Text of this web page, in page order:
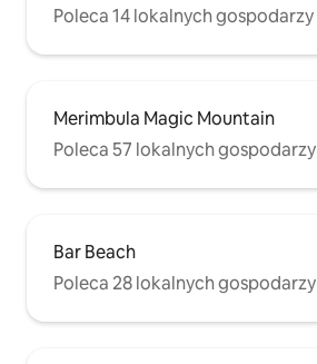
Poleca 14 lokalnych gospodarzy
Merimbula Magic Mountain
Poleca 57 lokalnych gospodarzy
Bar Beach
Poleca 28 lokalnych gospodarzy